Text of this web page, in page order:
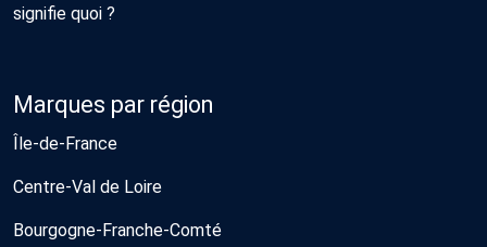
signifie quoi ?
Marques par région
Île-de-France
Centre-Val de Loire
Bourgogne-Franche-Comté